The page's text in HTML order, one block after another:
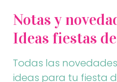
Notas y
Ideas fiestas de
Todas las
ideas para tu fiesta